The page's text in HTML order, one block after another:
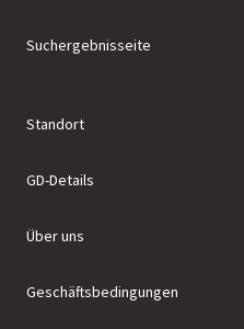
Suchergebnisseite
Standort
GD-Details
Über uns
Geschäftsbedingungen